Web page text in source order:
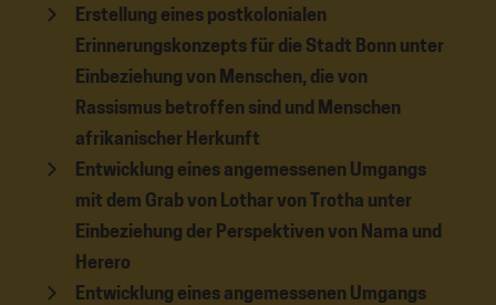
Erstellung eines postkolonialen
Erinnerungskonzepts für die Stadt Bonn unter
Einbeziehung von Menschen, die von
Rassismus betroffen sind und Menschen
afrikanischer Herkunft
Entwicklung eines angemessenen Umgangs
mit dem Grab von Lothar von Trotha unter
Einbeziehung der Perspektiven von Nama und
Herero
Entwicklung eines angemessenen Umgangs